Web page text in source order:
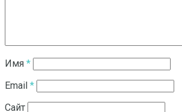
Имя *
Email *
Сайт